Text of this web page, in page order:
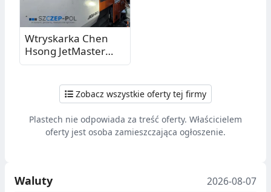
Wtryskarka Chen
Hsong JetMaster
208-MK6 z robotem
Zobacz wszystkie oferty tej firmy
Plastech nie odpowiada za treść oferty. Właścicielem
oferty jest osoba zamieszczająca ogłoszenie.
Waluty
2026-08-07